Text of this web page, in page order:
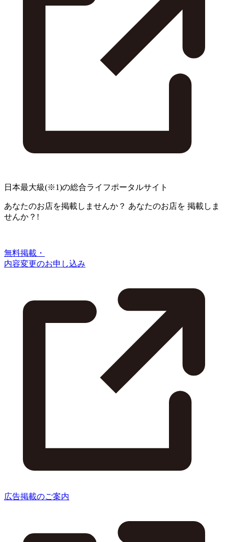
日本最大級(※1)の総合ライフポータルサイト
あなたのお店を掲載しませんか？ あなたのお店を 掲載しま
せんか？!
無料掲載・
内容変更のお申し込み
広告掲載のご案内